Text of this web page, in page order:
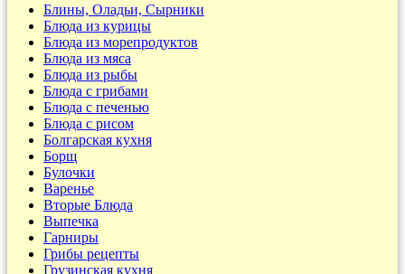
Блины, Оладьи, Сырники
Блюда из курицы
Блюда из морепродуктов
Блюда из мяса
Блюда из рыбы
Блюда с грибами
Блюда с печенью
Блюда с рисом
Болгарская кухня
Борщ
Булочки
Варенье
Вторые Блюда
Выпечка
Гарниры
Грибы рецепты
Грузинская кухня